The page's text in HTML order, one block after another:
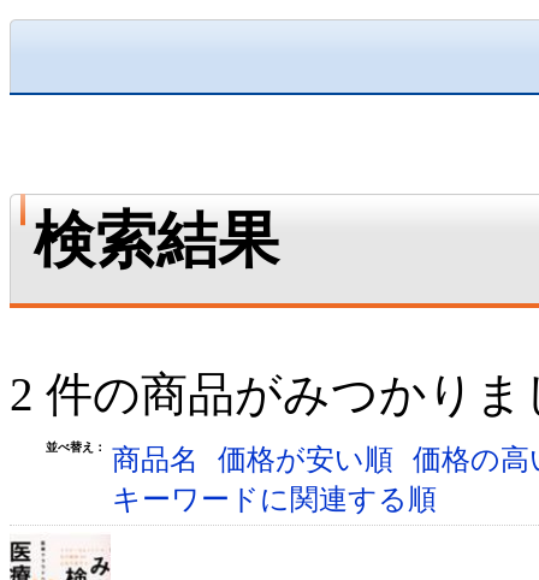
検索結果
2 件の商品がみつかりま
並べ替え： 商品名 価格が安い順 価格の
キーワードに関連する順